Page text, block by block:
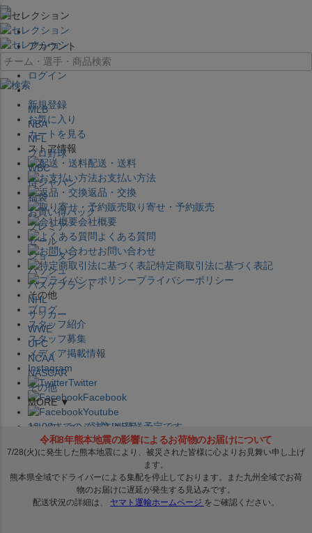
×
アカウント
ログイン
新規登録
お気に入り
カートを見る
ストア情報
配送・送料
お支払い方法
返品・交換
取り寄せ・予約販売
会社概要
よくある質問
お問い合わせ
特定商取引法に基づく表記
プライバシーポリシー
その他
ブログ
スタッフ紹介
スタッフ募集
メディア掲載情報
Instagram
Twitter
Facebook
Youtube
セレクション公式LINE@
MLB
NBA
NFL
プロ野球
WBC
侍ジャパン
福袋
お買い得パック
プレミア
セール
ジョーダン
バッシュ
バスケブランド
NHL
サッカー
WWE
UFC
NCAA
NASCAR
その他
MORE ▼
12:00までのご注文は発送予定です。
在庫品は 1-3営業日内で発送!! ※お取寄せ商品は対象外